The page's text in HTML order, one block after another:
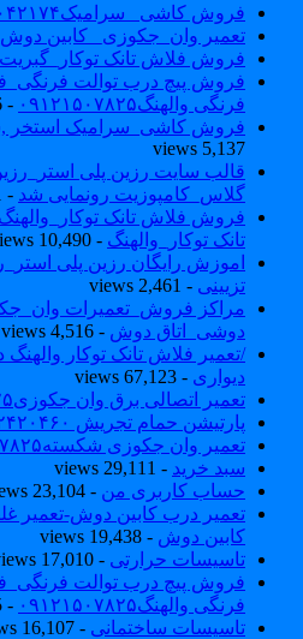
فروش کاشی _سرامیک۸۸۰۴۲۱۷۴
تعمیر وان_جکوزی_ کابین دوش۸۸۰۴۲۱۷۴
فروش فلاش تانک توکار_گبریت۸۸۰۴۲۱۷۴
فروش پیچ درب توالت
فرنگی والهنگ۰۹۱۲۱۵۰۷۸۲۵
- 5,006 views
فروش کاشی_سرامیک استخر
5,137 views
قالب سایت رزین پلی استر_رزین
گلاس_کامپوزیت رونمایی شد- 4,451 views
فروش فلاش تانک
تانک توکار_والهنگ- 10,490 views
اموزش رایگان رزین پلی
تزیینی- 2,461 views
مراکز فروش_تعمیرات
دوشی_اتاق دوش- 4,516 views
/تعمیر فلاش تانک توکار والهنگ
دیواری - 67,123 views
تعمیر اتصالی برق وان جکوزی۰۹۱۲۱۵۰۷۸۲۵
پارتیشن حمام تجریش ۲۲۴۲۰۴۶۰
تعمیر وان جکوزی شکسته۰۹۱۲۱۵۰۷۸۲۵
سبد خرید - 29,111 views
حساب کاربری من- 23,104 views
تعمیر درب کابین دوش-تعمیر
کابین دوش- 19,438 views
تاسیسات حرارتی- 17,010 views
فروش پیچ درب توالت
فرنگی والهنگ۰۹۱۲۱۵۰۷۸۲۵
- 16,755 views
تاسیسات ساختمانی- 16,107 views